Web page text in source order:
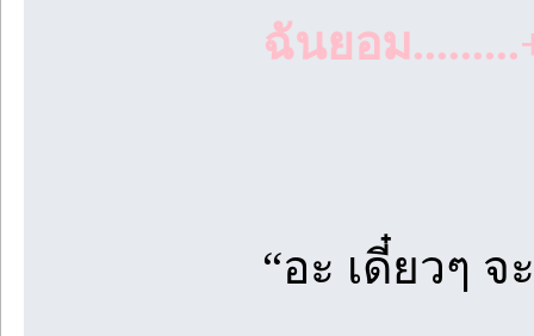
ฉันยอม
“อะ เดี๋ยวๆ